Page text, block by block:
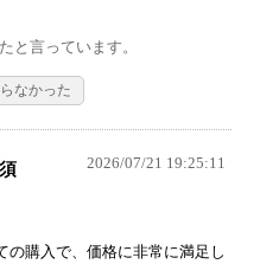
と言っています。
なかった
2026/07/21 19:25:11
の購入で、価格に非常に満足し